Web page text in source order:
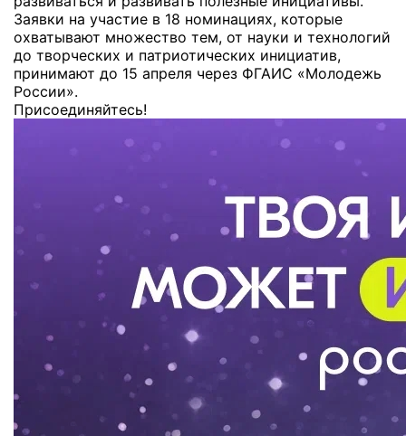
Заявки на участие в 18 номинациях, которые
охватывают множество тем, от науки и технологий
до творческих и патриотических инициатив,
принимают до 15 апреля через ФГАИС «Молодежь
России».
Присоединяйтесь!